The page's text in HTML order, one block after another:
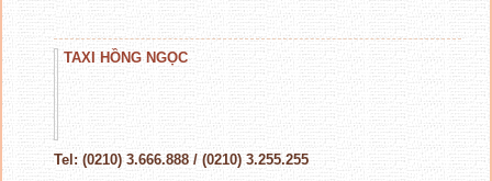
TAXI HỒNG NGỌC
Tel: (0210) 3.666.888 / (0210) 3.255.255